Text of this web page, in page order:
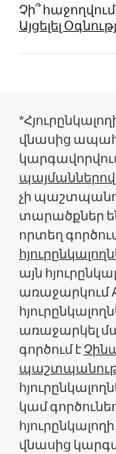
Չի՞
Այցելել
վնասից
չի
տարածքներ
որտեղ
այն
առաջարկում
առաջարկել
գործում է
կամ
վնասից